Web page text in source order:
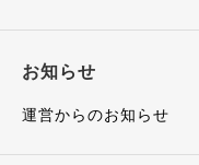
お知らせ
運営からのお知らせ